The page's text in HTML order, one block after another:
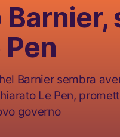
Barnier sembra
Le Pen,
governo